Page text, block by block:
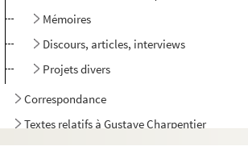
Mémoires
Discours, articles, interviews
Projets divers
Correspondance
Textes relatifs à Gustave Charpentier
Articles de presse divers